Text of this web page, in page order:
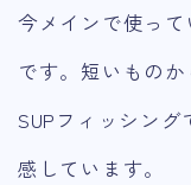
今メインで使っ
です。短いものか
SUPフィッシン
感しています。